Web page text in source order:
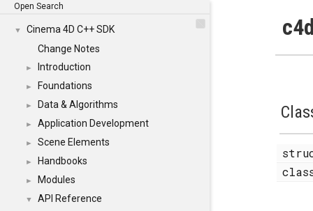
Open Search
▼
Cinema 4D C++ SDK
Change Notes
► Introduction
► Foundations
► Data & Algorithms
► Application Development
► Scene Elements
► Handbooks
► Modules
▼ API Reference